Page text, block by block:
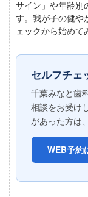
サイン」や年齢別
す。我が子の健や
ェックから始めて
セルフチェ
千葉みなと歯
相談をお受け
があった方は
WEB予約